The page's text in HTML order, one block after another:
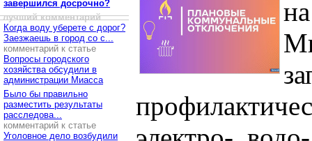
завершился досрочно?
лучший комментарий
Когда воду уберете с дорог?
Заезжаешь в город со с...
комментарий к статье
Вопросы городского
хозяйства обсудили в
администрации Миасса
Было бы правильно
разместить результаты
расследова...
комментарий к статье
Уголовное дело возбудили